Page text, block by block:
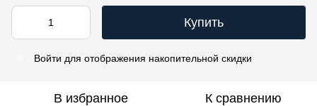
Купить
Войти для отображения накопительной скидки
В избранное К сравнению